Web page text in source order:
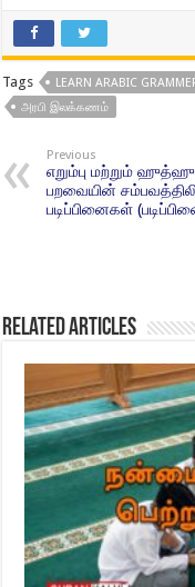
Tags LEARN ARABIC
அரபி இலக்கணம்
Previous
எறும்பு மற்றும்
பறவையின்
படிப்பினைகள்
Related Articles